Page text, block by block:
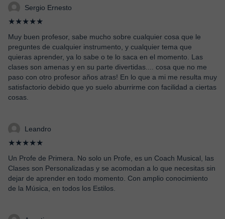
Sergio Ernesto
★★★★★
Muy buen profesor, sabe mucho sobre cualquier cosa que le
preguntes de cualquier instrumento, y cualquier tema que
quieras aprender, ya lo sabe o te lo saca en el momento. Las
clases son amenas y en su parte divertidas.... cosa que no me
paso con otro profesor años atras! En lo que a mi me resulta muy
satisfactorio debido que yo suelo aburrirme con facilidad a ciertas
cosas.
Leandro
★★★★★
Un Profe de Primera. No solo un Profe, es un Coach Musical, las
Clases son Personalizadas y se acomodan a lo que necesitas sin
dejar de aprender en todo momento. Con amplio conocimiento
de la Música, en todos los Estilos.